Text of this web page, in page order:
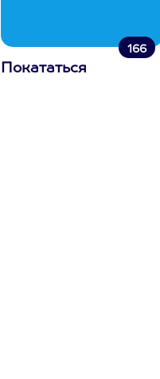
166
Покататься